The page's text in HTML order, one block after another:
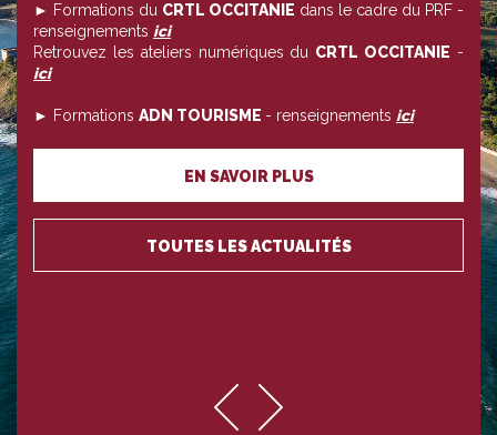
► Formations du CRTL OCCITANIE dans le cadre du PRF -
renseignements ici
Retrouvez les ateliers numériques du CRTL OCCITANIE -
ici
► Formations ADN TOURISME - renseignements ici
EN SAVOIR PLUS
TOUTES LES ACTUALITÉS